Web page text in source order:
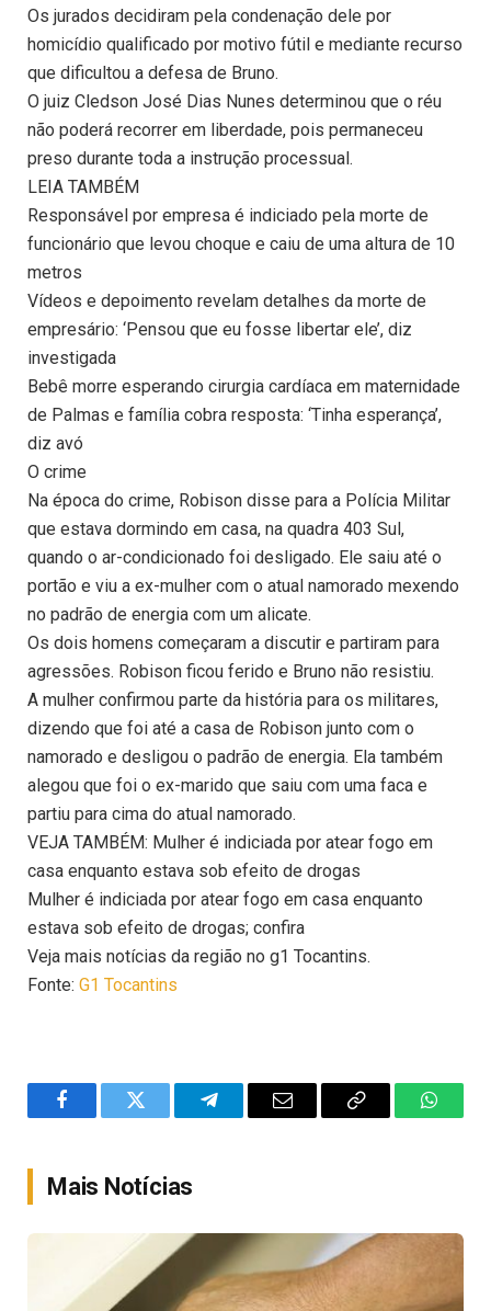
Os jurados decidiram pela condenação dele por
homicídio qualificado por motivo fútil e mediante recurso
que dificultou a defesa de Bruno.
O juiz Cledson José Dias Nunes determinou que o réu
não poderá recorrer em liberdade, pois permaneceu
preso durante toda a instrução processual.
LEIA TAMBÉM
Responsável por empresa é indiciado pela morte de
funcionário que levou choque e caiu de uma altura de 10
metros
Vídeos e depoimento revelam detalhes da morte de
empresário: ‘Pensou que eu fosse libertar ele’, diz
investigada
Bebê morre esperando cirurgia cardíaca em maternidade
de Palmas e família cobra resposta: ‘Tinha esperança’,
diz avó
O crime
Na época do crime, Robison disse para a Polícia Militar
que estava dormindo em casa, na quadra 403 Sul,
quando o ar-condicionado foi desligado. Ele saiu até o
portão e viu a ex-mulher com o atual namorado mexendo
no padrão de energia com um alicate.
Os dois homens começaram a discutir e partiram para
agressões. Robison ficou ferido e Bruno não resistiu.
A mulher confirmou parte da história para os militares,
dizendo que foi até a casa de Robison junto com o
namorado e desligou o padrão de energia. Ela também
alegou que foi o ex-marido que saiu com uma faca e
partiu para cima do atual namorado.
VEJA TAMBÉM: Mulher é indiciada por atear fogo em
casa enquanto estava sob efeito de drogas
Mulher é indiciada por atear fogo em casa enquanto
estava sob efeito de drogas; confira
Veja mais notícias da região no g1 Tocantins.
Fonte: G1 Tocantins
FacebookTwitter TelegramEmail
Copy
Mais Notícias